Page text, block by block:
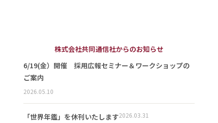
株式会社共同通信社からのお知らせ
6/19(金）開催 採用広報セミナー＆ワークショップの
ご案内
2026.05.10
「世界年鑑」を休刊いたします2026.03.31